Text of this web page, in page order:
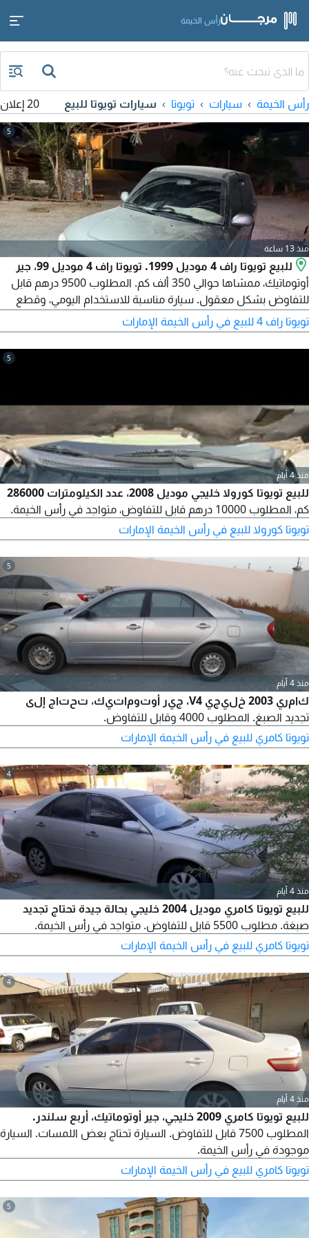
رأس الخيمة
رأس الخيمة سيارات تويوتا سيارات تويوتا للبيع 20 إعلان
5
منذ 13 ساعة
للبيع تويوتا راف 4 موديل 1999. تويوتا راف 4 موديل 99، جير
أوتوماتيك، ممشاها حوالي 350 ألف كم. المطلوب 9500 درهم قابل
للتفاوض بشكل معقول. سيارة مناسبة للاستخدام اليومي، وقطع
غيارها متوفرة واعتماديتها معروفة. المعاينة خير برهان، ومن يريد
فحص السيارة مرحب به. التواصل عبر الاتصال أو البريد الإلكتروني.
تويوتا راف 4 للبيع في رأس الخيمة الإمارات
5
منذ 4 أيام
للبيع تويوتا كورولا خليجي موديل 2008، عدد الكيلومترات 286000
كم، المطلوب 10000 درهم قابل للتفاوض، متواجد في رأس الخيمة.
تويوتا كورولا للبيع في رأس الخيمة الإمارات
5
منذ 4 أيام
كامري 2003 خليجي V4، جير أوتوماتيك، تحتاج إلى
تجديد الصبغ. المطلوب 4000 وقابل للتفاوض.
تويوتا كامري للبيع في رأس الخيمة الإمارات
4
منذ 4 أيام
للبيع تويوتا كامري موديل 2004 خليجي بحالة جيدة تحتاج تجديد
صبغة. مطلوب 5500 قابل للتفاوض. متواجد في رأس الخيمة.
تويوتا كامري للبيع في رأس الخيمة الإمارات
4
منذ 4 أيام
للبيع تويوتا كامري 2009 خليجي، جير أوتوماتيك، أربع سلندر.
المطلوب 7500 قابل للتفاوض. السيارة تحتاج بعض اللمسات. السيارة
موجودة في رأس الخيمة.
تويوتا كامري للبيع في رأس الخيمة الإمارات
5